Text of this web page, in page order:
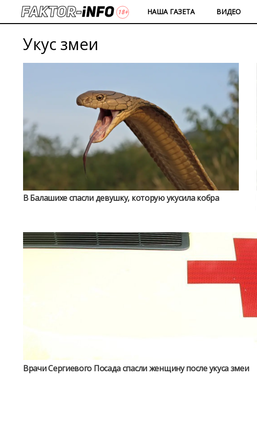
НАША ГАЗЕТА ВИДЕО
Укус змеи
В Балашихе спасли девушку, которую укусила кобра
Врачи Сергиевого Посада спасли женщину после укуса змеи